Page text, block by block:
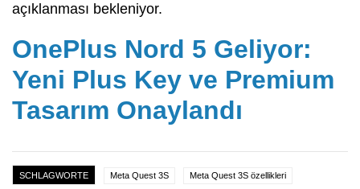
açıklanması bekleniyor.
OnePlus Nord 5 Geliyor:
Yeni Plus Key ve Premium
Tasarım Onaylandı
SCHLAGWORTE Meta Quest 3S Meta Quest 3S özellikleri